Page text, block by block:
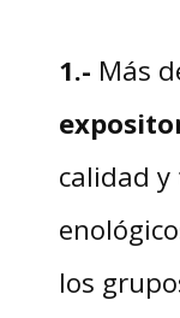
1.- Más
calidad
los